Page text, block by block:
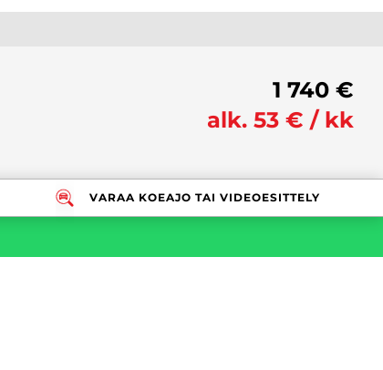
1 740 €
alk. 53 € / kk
VARAA KOEAJO TAI VIDEOESITTELY